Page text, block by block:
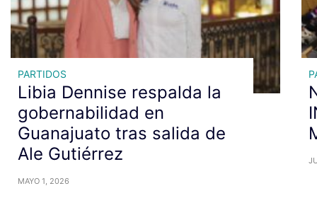
PARTIDOS
Libia Dennise respalda la
gobernabilidad en
Guanajuato tras salida de
Ale Gutiérrez
MAYO 1, 2026